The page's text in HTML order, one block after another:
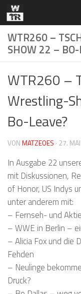
Zum Inhalt springen
WTR260 –
SHOW 22 –
WTR260 –
Wrestling-
Bo-Leave?
VONMATZEOES · 27.
In Ausgabe 22
mit Diskussionen,
of Honor, US Indys
unter anderem mit:
– Fernseh- und
– WWE in Berlin –
– Alicia Fox und die
Fehden
– Neulinge
Druck?